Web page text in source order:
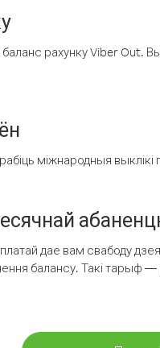
рахунку Viber
міжнародныя выклікі
дае вам свабоду
балансу. Такі тарыф